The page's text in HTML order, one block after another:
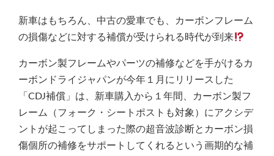
新車はもちろん、中古の愛車でも、カーボンフレーム
の損傷などに対する補償が受けられる時代が到来
カーボン製フレームやパーツの補修などを手がけるカ
ーボンドライジャパンが今年１月にリリースした
「CDJ補償」は、新車購入から１年間、カーボン製フ
レーム（フォーク・シートポストも対象）にアクシデ
ントが起こってしまった際の超音波診断とカーボン損
傷個所の補修をサポートしてくれるという画期的な補